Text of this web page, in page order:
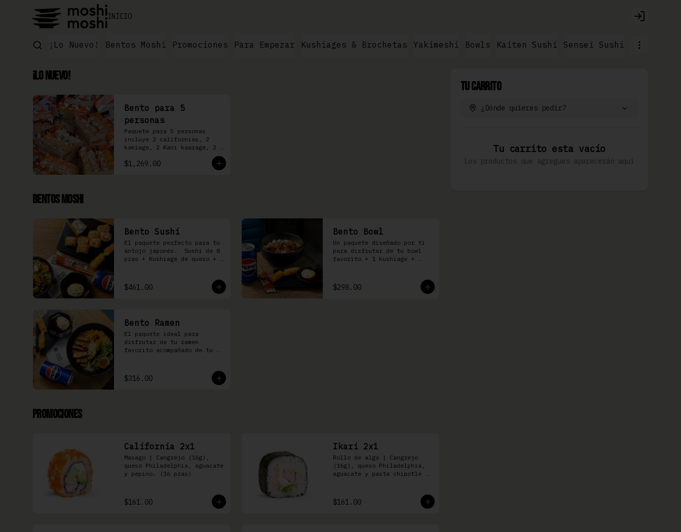
INICIO Login
¡Lo Nuevo! Bentos Moshi Promociones Para Empezar Kushiages & Brochetas Yakimeshi Bowls Kaiten Sushi Sensei Sushi Ramen &
¡Lo Nuevo!
Bento para 5
personas
Paquete para 5 personas
incluye 2 californias, 2
kakiage, 2 Kani kaarage, 2
Kakashi
$1,269.00
Bentos Moshi
Bento Sushi
El paquete perfecto para tu
antojo japonés.  Sushi de 8
pzas + Kushiage de queso +
$461.00
Bento Bowl
Un paquete diseñado por ti
para disfrutar de tu bowl
favorito + 1 kushiage +
$298.00
Bento Ramen
El paquete ideal para
disfrutar de tu ramen
favorito acompañado de tu
$316.00
Promociones
California 2x1
Masago | Cangrejo (16g),
queso Philadelphia, aguacate
y pepino. (16 pzas)
$161.00
Ikari 2x1
Rollo de alga | Cangrejo
(16g), queso Philadelphia,
aguacate y pasta chipotle
$161.00
Tu Carrito
¿Dónde quieres pedir?
Tu carrito esta vacío
Los productos que agregues aparecerán aquí